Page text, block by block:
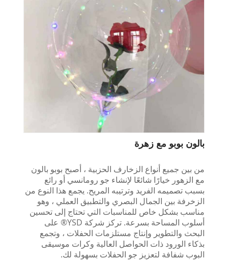
بالون بوبو مع زهرة
من بين جميع أنواع الزخارف الحزبية ، أصبح بوبو بالون
مع الزهور خيارًا شائعًا لإنشاء جو رومانسي أو رائع
بسبب تصميمه الفريد وترتيبه المريح. يجمع هذا النوع من
الزخرفة بين الجمال البصري والتطبيق العملي ، وهو
مناسب بشكل خاص للمناسبات التي تحتاج إلى تحسين
أسلوب المساحة بسرعة. تركز شركة YSD® على
البحث والتطوير وإنتاج مستلزمات الحفلات ، وتجمع
بذكاء الورود ذات الحواصل العالية وكرات موسيقى
البوب ​​شفافة لتعزيز جو الحفلات بسهولة لك.